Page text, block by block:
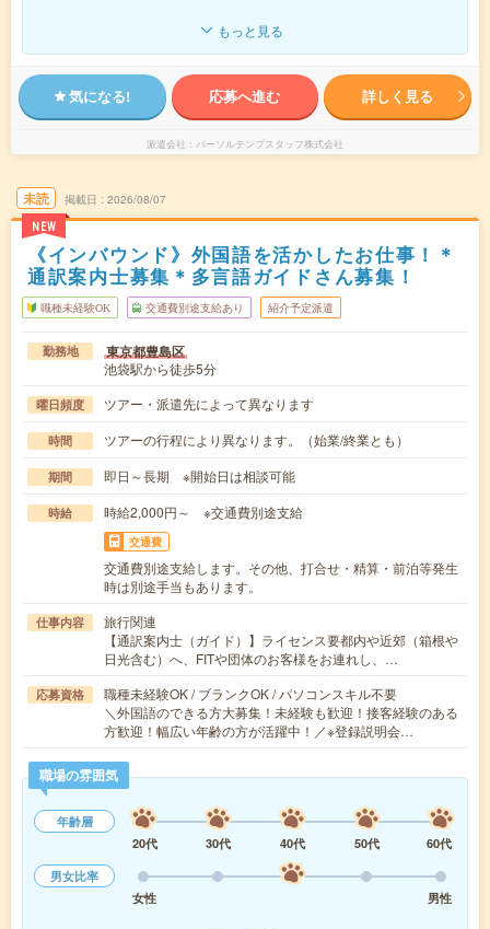
もっと見る
気になる! 応募へ進む 詳しく見る
派遣会社 パーソルテンプスタッフ株式会社
未読
NEW
掲載日 2026/08/07
《インバウンド》外国語を活かしたお仕事！＊
通訳案内士募集＊多言語ガイドさん募集！
職種未経験OK 交通費別途支給あり 紹介予定派遣
勤務地 東京都豊島区
池袋駅から徒歩5分
曜日頻度 ツアー・派遣先によって異なります
時間 ツアーの行程により異なります。（始業/終業とも）
期間 即日～長期 ※開始日は相談可能
時給 時給2,000円～ ※交通費別途支給
交通費
交通費別途支給します。その他、打合せ・精算・前泊等発生
時は別途手当もあります。
仕事内容
旅行関連
【通訳案内士（ガイド）】ライセンス要都内や近郊（箱根や
日光含む）へ、FITや団体のお客様をお連れし、…
応募資格
職種未経験OK / ブランクOK / パソコンスキル不要
＼外国語のできる方大募集！未経験も歓迎！接客経験のある
方歓迎！幅広い年齢の方が活躍中！／※登録説明会…
職場の雰囲気
年齢層
20代
30代 40代 50代
60代
男女比率
女性
男性